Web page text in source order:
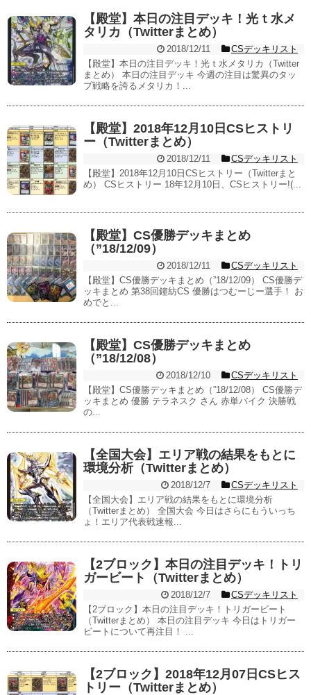
【殿堂】本日の注目デッキ！光ｔ水メ
タリカ（Twitterまとめ）
2018/12/11
CSデッキリスト
【殿堂】本日の注目デッキ！光ｔ水メタリカ（Twitter
まとめ） 本日の注目デッキ 今週の注目は驚異のタッ
プ戦略を誇るメタリカ！...
【殿堂】2018年12月10日CSヒストリ
ー（Twitterまとめ）
2018/12/11
CSデッキリスト
【殿堂】2018年12月10日CSヒストリー（Twitterまと
め） CSヒストリー 18年12月10日、CSヒストリー!(...
【殿堂】CS優勝デッキまとめ
（”18/12/09）
2018/12/11
CSデッキリスト
【殿堂】CS優勝デッキまとめ（”18/12/09） CS優勝デ
ッキまとめ 第38回鐘紡CS 優勝はつむーじー選手！ お
めでと...
【殿堂】CS優勝デッキまとめ
（”18/12/08）
2018/12/10
CSデッキリスト
【殿堂】CS優勝デッキまとめ（”18/12/08） CS優勝デ
ッキまとめ 優勝 テラネスク さん 赤単バイク 決勝戦
の...
【全国大会】エリア戦の結果をもとに
環境分析（Twitterまとめ）
2018/12/7
CSデッキリスト
【全国大会】エリア戦の結果をもとに環境分析
（Twitterまとめ） 全国大会 今日はさらにもういっち
ょ！エリア代表戦速報...
【2ブロック】本日の注目デッキ！トリ
ガービート（Twitterまとめ）
2018/12/7
CSデッキリスト
【2ブロック】本日の注目デッキ！トリガービート
（Twitterまとめ） 本日の注目デッキ 今日はトリガー
ビートについて再注目！ ...
【2ブロック】2018年12月07日CSヒス
トリー（Twitterまとめ）